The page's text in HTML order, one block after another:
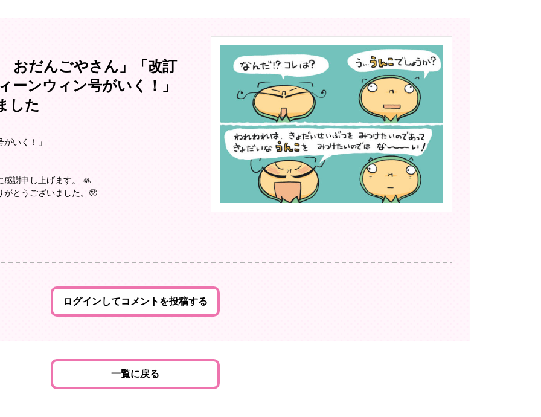
だんごやさん」「改訂
ンウィン号がいく！」
した
いく！」
感謝申し上げます。 🙏
がとうございました。🥹
ログインしてコメントを投稿する
一覧に戻る